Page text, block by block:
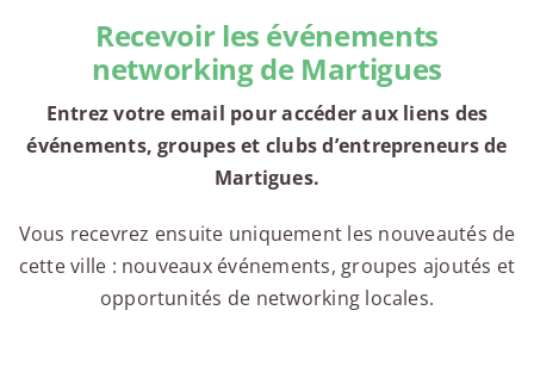
Recevoir les événements
networking de Martigues
Entrez votre email pour accéder aux liens des
événements, groupes et clubs d’entrepreneurs de
Martigues.
Vous recevrez ensuite uniquement les nouveautés de
cette ville : nouveaux événements, groupes ajoutés et
opportunités de networking locales.